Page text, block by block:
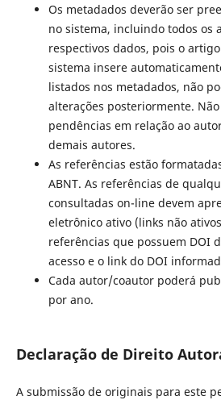
Os metadados deverão ser
no sistema, incluindo todos os
respectivos dados, pois o
sistema insere
listados nos metadados, não
alterações posteriormente. Não
pendências em relação ao
demais autores.
As referências estão
ABNT. As referências de
consultadas on-line devem
eletrônico ativo (links não
referências que possuem DOI
acesso e o link do DOI
Cada autor/coautor poderá
por ano.
Declaração de Direito
A submissão de originais para este